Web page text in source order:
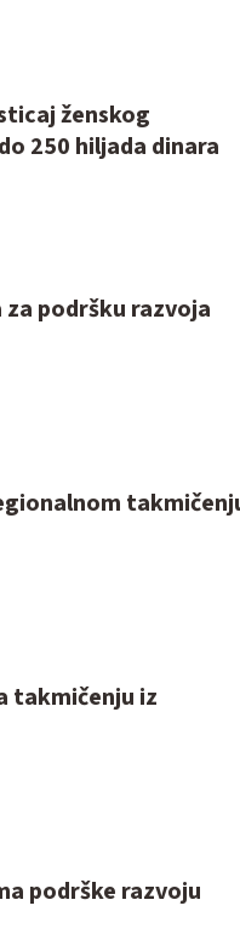
ženskog
250 hiljada dinara
podršku razvoja
takmičenju iz
podrške razvoju